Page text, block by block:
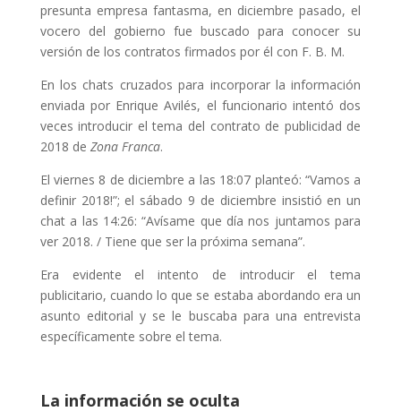
presunta empresa fantasma, en diciembre pasado, el
vocero del gobierno fue buscado para conocer su
versión de los contratos firmados por él con F. B. M.
En los chats cruzados para incorporar la información
enviada por Enrique Avilés, el funcionario intentó dos
veces introducir el tema del contrato de publicidad de
2018 de Zona Franca.
El viernes 8 de diciembre a las 18:07 planteó: “Vamos a
definir 2018!”; el sábado 9 de diciembre insistió en un
chat a las 14:26: “Avísame que día nos juntamos para
ver 2018. / Tiene que ser la próxima semana”.
Era evidente el intento de introducir el tema
publicitario, cuando lo que se estaba abordando era un
asunto editorial y se le buscaba para una entrevista
específicamente sobre el tema.
La información se oculta